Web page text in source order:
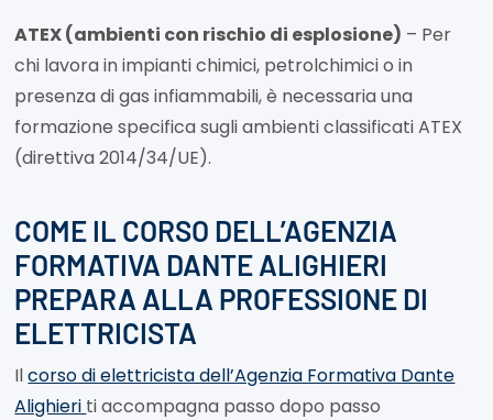
ATEX (ambienti con rischio di esplosione) – Per
chi lavora in impianti chimici, petrolchimici o in
presenza di gas infiammabili, è necessaria una
formazione specifica sugli ambienti classificati ATEX
(direttiva 2014/34/UE).
COME IL CORSO DELL’AGENZIA
FORMATIVA DANTE ALIGHIERI
PREPARA ALLA PROFESSIONE DI
ELETTRICISTA
Ilcorso di elettricista dell’Agenzia Formativa Dante
Alighieri ti accompagna passo dopo passo